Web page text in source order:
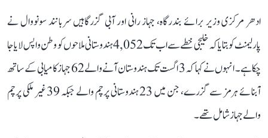
ادھر مرکزی وزیر برائے بندرگاہ، جہاز رانی اور آبی گزرگاہیں سربانند سونووال نے
پارلیمنٹ کو بتایا کہ خلیجی خطے سے اب تک 4,052 ہندوستانی ملاحوں کو وطن واپس لایا جا
چکا ہے۔ انہوں نے کہا کہ 3 اگست تک ہندوستان آنے والے 62 جہاز کامیابی کے ساتھ
آبنائے ہرمز سے گزرے، جن میں 23 ہندوستانی پرچم والے جبکہ 39 غیر ملکی پرچم
والے جہاز شامل تھے۔